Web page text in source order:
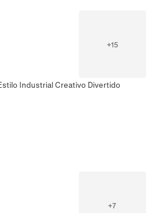
+15
Industrial Creativo Divertido
+7